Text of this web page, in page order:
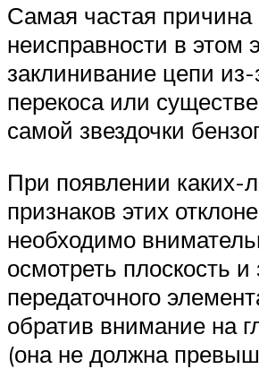
Самая частая причина
неисправности в этом
заклинивание цепи из-
перекоса или
самой звездочки
При появлении каких-
признаков этих
необходимо
осмотреть плоскость и
передаточного
обратив внимание на
(она не должна